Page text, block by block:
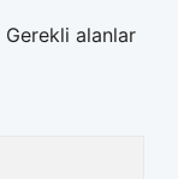
Gerekli alanlar